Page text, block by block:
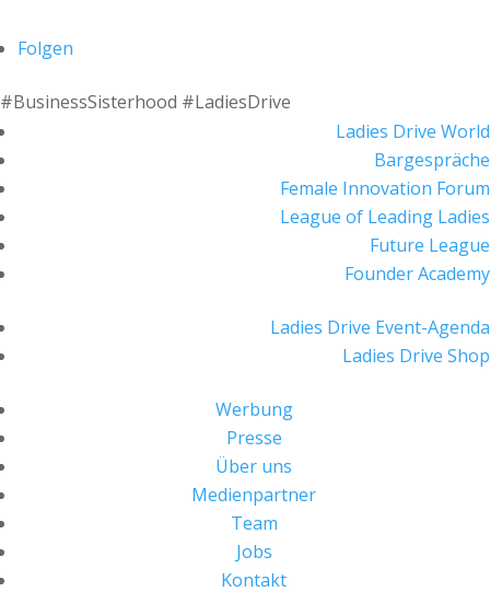
Folgen
#BusinessSisterhood #LadiesDrive
Ladies Drive World
Bargespräche
Female Innovation Forum
League of Leading Ladies
Future League
Founder Academy
Ladies Drive Event-Agenda
Ladies Drive Shop
Werbung
Presse
Über uns
Medienpartner
Team
Jobs
Kontakt